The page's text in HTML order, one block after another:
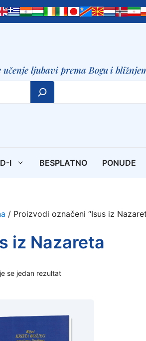
ljubavi prema Bogui
I BESPLATNO PONUDE
/ Proizvodi označeni “Isus iz
iz Nazareta
se jedan rezultat